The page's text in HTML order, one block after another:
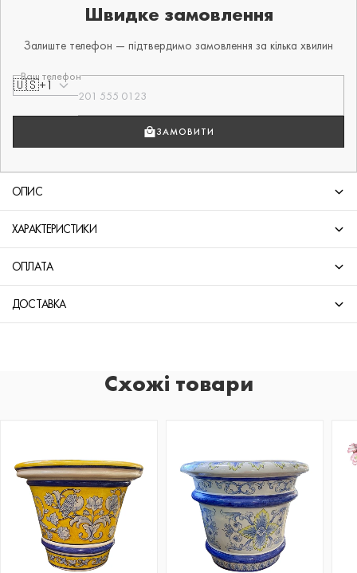
Швидке замовлення
Залиште телефон — підтвердимо замовлення за кілька хвилин
Ваш телефон
🇺🇸+1
ЗАМОВИТИ
ОПИС
ХАРАКТЕРИСТИКИ
ОПЛАТА
ДОСТАВКА
Схожі товари